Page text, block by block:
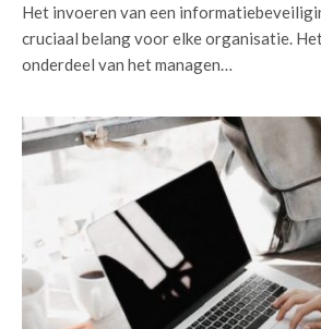
Het invoeren van een
cruciaal belang voor elke organisatie.
onderdeel van het managen…